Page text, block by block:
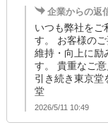
企業からの返
いつも弊社をご
す。 お客様の
維持・向上に励
す。 貴重なご
引き続き東京堂
堂
2026/5/11 10:49